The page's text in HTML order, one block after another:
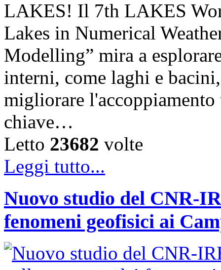
LAKES! Il 7th LAKES
Lakes in Numerical
Modelling” mira a
interni, come laghi e
migliorare l'accoppiamento
chiave…
Letto 23682 volte
Leggi tutto...
Nuovo studio del CNR-
fenomeni geofisici ai